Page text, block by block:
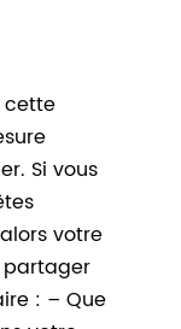
cette
Si vous
votre
partager
: – Que